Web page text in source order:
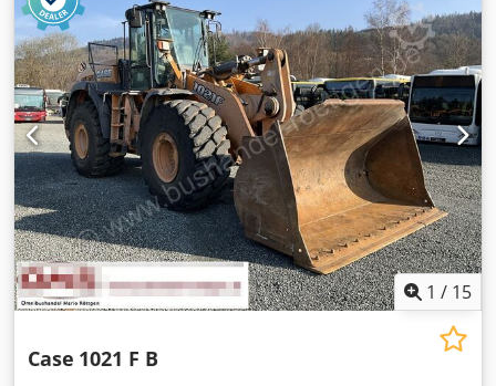
1 / 15
Case 1021 F B